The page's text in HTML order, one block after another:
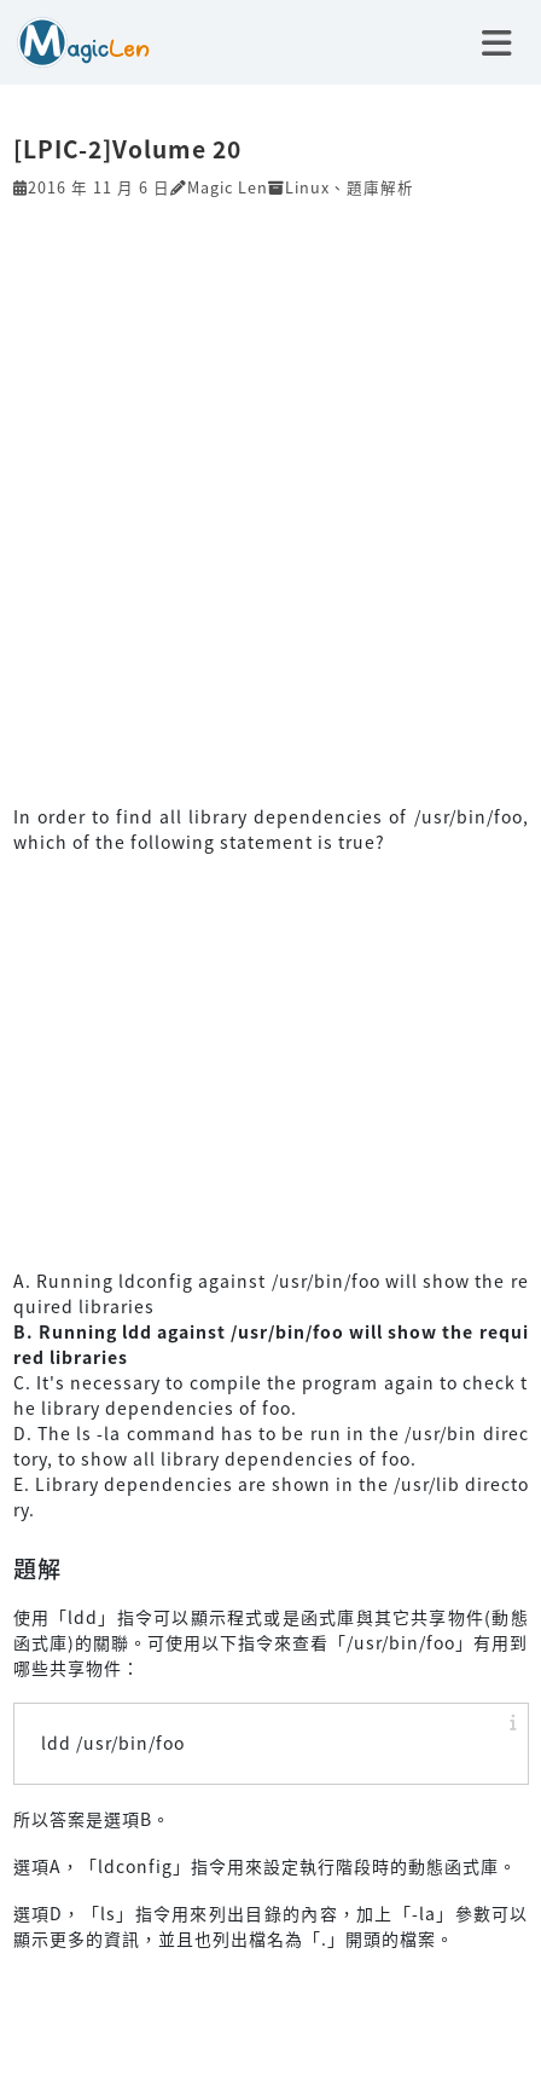
[LPIC-2]Volume 20
2016 年 11 月 6 日 Magic Len Linux 、 題庫解析
In order to find all library dependencies of /usr/bin/foo,
which of the following statement is true?
A. Running ldconfig against /usr/bin/foo will show the re
quired libraries
B. Running ldd against /usr/bin/foo will show the requi
red libraries
C. It's necessary to compile the program again to check t
he library dependencies of foo.
D. The ls -la command has to be run in the /usr/bin direc
tory, to show all library dependencies of foo.
E. Library dependencies are shown in the /usr/lib directo
ry.
題解
使用「ldd」指令可以顯示程式或是函式庫與其它共享物件(動態
函式庫)的關聯。可使用以下指令來查看「/usr/bin/foo」有用到
哪些共享物件：
ldd /usr/bin/foo
所以答案是選項B。
選項A，「ldconfig」指令用來設定執行階段時的動態函式庫。
選項D，「ls」指令用來列出目錄的內容，加上「-la」參數可以
顯示更多的資訊，並且也列出檔名為「.」開頭的檔案。